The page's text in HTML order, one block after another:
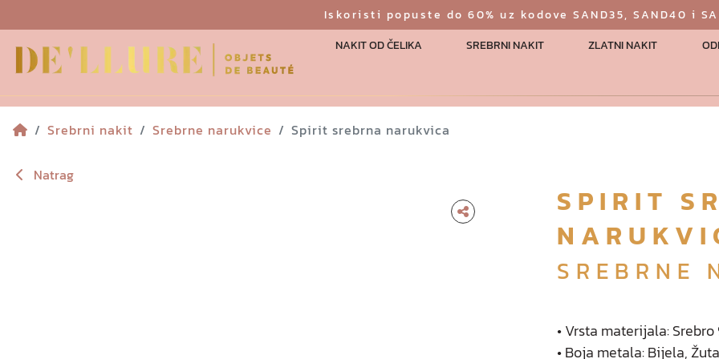
Iskoristi popuste do 60% uz kodove SAND35, SAND40 i
NAKIT OD ČELIKA SREBRNI NAKIT ZLATNI NAKIT
Srebrni nakit
Srebrne narukvice Spirit srebrna narukvica
Natrag
SPIRIT
SREBRNE
• Vrsta materijala:
• Boja metala: Bijela, Žuta